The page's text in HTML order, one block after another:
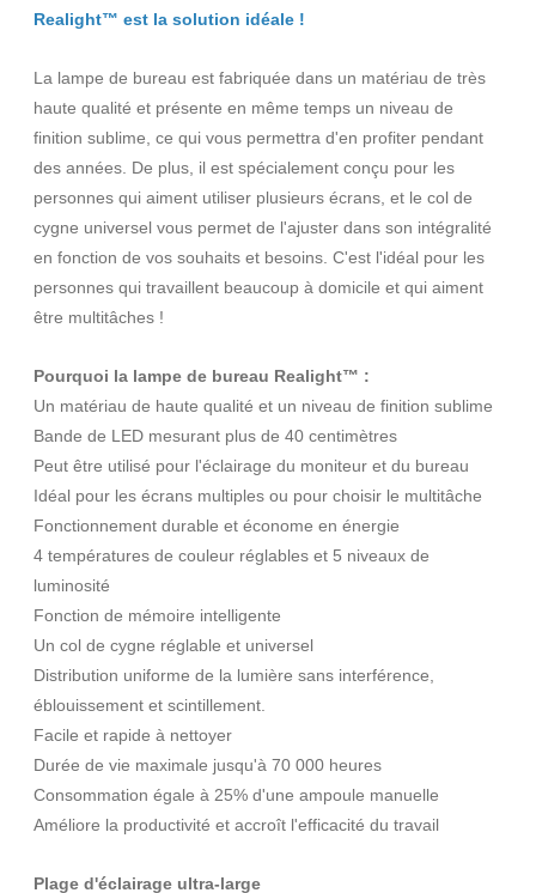
Realight™ est la solution idéale !
La lampe de bureau est fabriquée dans un matériau de très
haute qualité et présente en même temps un niveau de
finition sublime, ce qui vous permettra d'en profiter pendant
des années. De plus, il est spécialement conçu pour les
personnes qui aiment utiliser plusieurs écrans, et le col de
cygne universel vous permet de l'ajuster dans son intégralité
en fonction de vos souhaits et besoins. C'est l'idéal pour les
personnes qui travaillent beaucoup à domicile et qui aiment
être multitâches !
Pourquoi la lampe de bureau Realight™ :
Un matériau de haute qualité et un niveau de finition sublime
Bande de LED mesurant plus de 40 centimètres
Peut être utilisé pour l'éclairage du moniteur et du bureau
Idéal pour les écrans multiples ou pour choisir le multitâche
Fonctionnement durable et économe en énergie
4 températures de couleur réglables et 5 niveaux de
luminosité
Fonction de mémoire intelligente
Un col de cygne réglable et universel
Distribution uniforme de la lumière sans interférence,
éblouissement et scintillement.
Facile et rapide à nettoyer
Durée de vie maximale jusqu'à 70 000 heures
Consommation égale à 25% d'une ampoule manuelle
Améliore la productivité et accroît l'efficacité du travail
Plage d'éclairage ultra-large